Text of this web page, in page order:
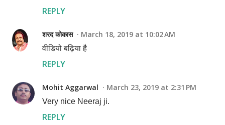
REPLY
शरद कोकास March 18, 2019 at 10:02 AM
वीडियो बढ़िया है
REPLY
Mohit Aggarwal March 23, 2019 at 2:31 PM
Very nice Neeraj ji.
REPLY